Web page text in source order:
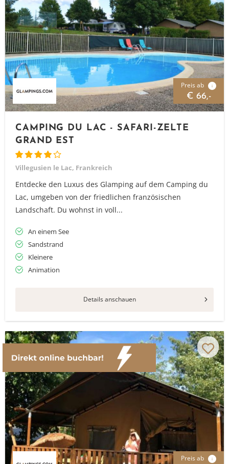
Preis ab i
€ 66,-
CAMPING DU LAC - SAFARI-ZELTE
GRAND EST
Villegusien le Lac, Frankreich
Entdecke den Luxus des Glamping auf dem Camping du
Lac, umgeben von der friedlichen französischen
Landschaft. Du wohnst in voll...
An einem See
Sandstrand
Kleinere
Animation
Details anschauen
Preis ab i